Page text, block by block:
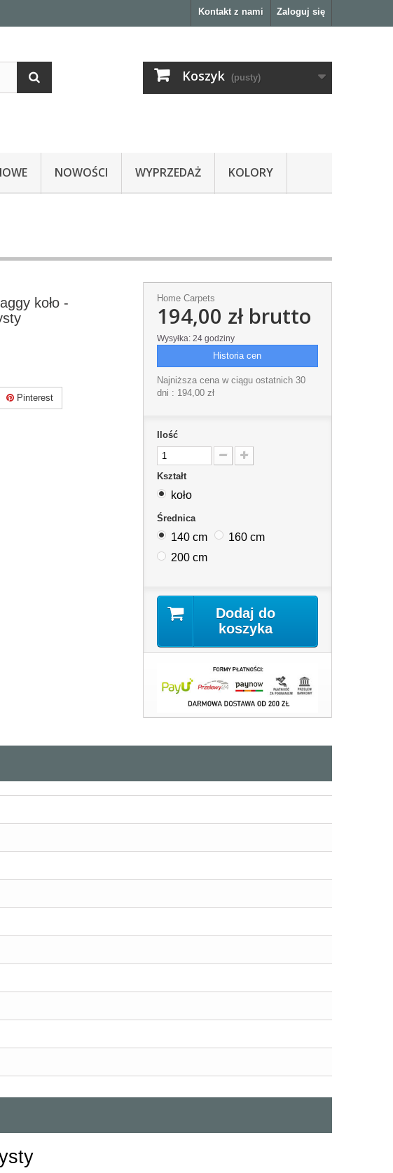
Zaloguj się
Kontakt z nami
Koszyk (pusty)
NOWOŚCI WYPRZEDAŻ KOLORY
koło -
Pinterest
Home Carpets
194,00 złbrutto
Wysyłka: 24 godziny
Historia cen
Najniższa cena w ciągu ostatnich 30
dni : 194,00 zł
Ilość
Kształt
koło
Średnica
140 cm
160 cm
200 cm
Dodaj do
koszyka